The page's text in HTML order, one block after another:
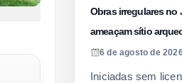
Obras irregulares no
ameaçam sítio
6 de agosto de
Iniciadas sem